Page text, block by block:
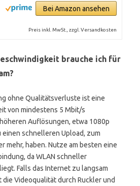
Bei Amazon ansehen
Preis inkl. MwSt., zzgl. Versandkosten
brauche ich für
ohne Qualitätsverluste ist eine
von mindestens 5 Mbit/s
Auflösungen, etwa 1080p
schnelleren Upload, zum
mehr, haben. Nutze am besten eine
da WLAN schneller
Falls das Internet zu langsam
Videoqualität durch Ruckler und